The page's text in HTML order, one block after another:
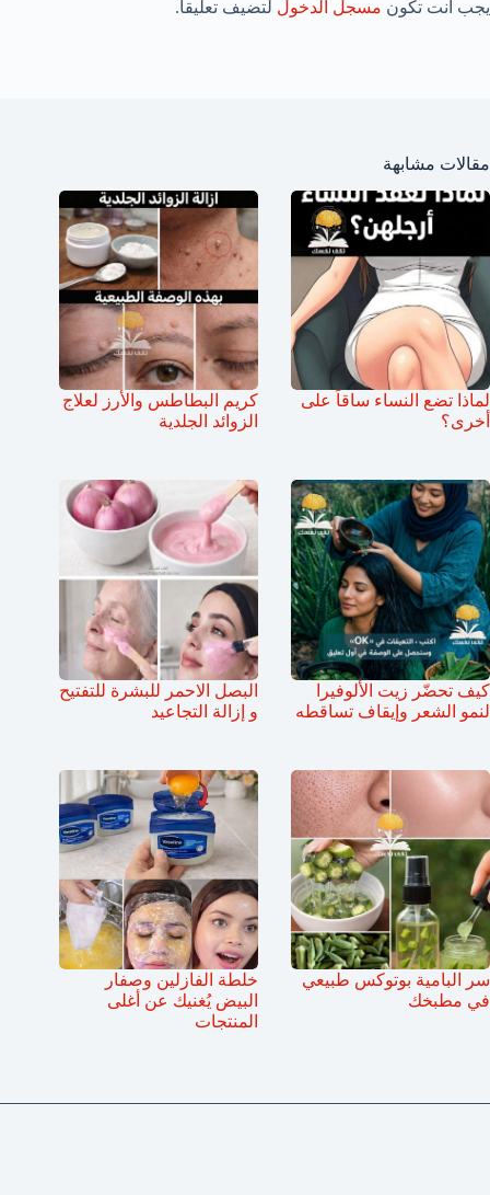
يجب أنت تكون مسجل الدخول لتضيف تعليقاً.
مقالات مشابهة
لماذا تضع النساء ساقاً على
أخرى؟
كريم البطاطس والأرز لعلاج
الزوائد الجلدية
كيف تحضّر زيت الألوفيرا
لنمو الشعر وإيقاف تساقطه
البصل الاحمر للبشرة للتفتيح
و إزالة التجاعيد
سر البامية بوتوكس طبيعي
في مطبخك
خلطة الفازلين وصفار
البيض يُغنيك عن أغلى
المنتجات